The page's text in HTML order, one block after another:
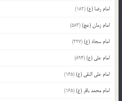
امام رضا (ع)(182)
امام زمان (عج)(583)
امام سجاد (ع)(227)
امام علی (ع)(894)
امام علی النقی (ع)(165)
امام محمد باقر (ع)(165)